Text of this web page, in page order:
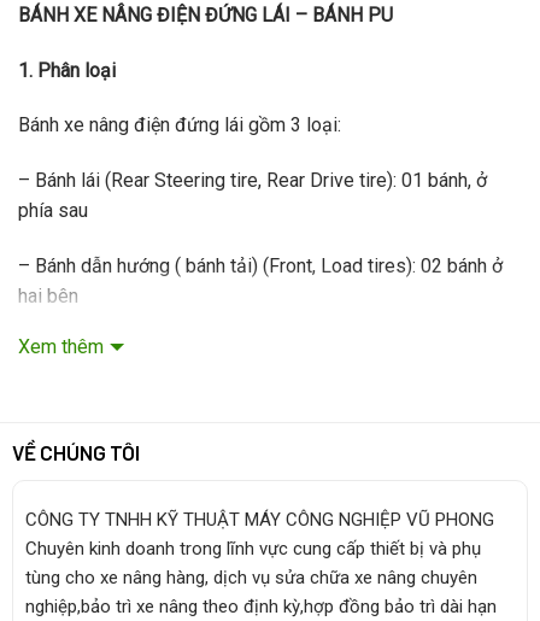
BÁNH XE NÂNG ĐIỆN ĐỨNG LÁI – BÁNH PU
1. Phân loại
Bánh xe nâng điện đứng lái gồm 3 loại:
– Bánh lái (Rear Steering tire, Rear Drive tire): 01 bánh, ở
phía sau
– Bánh dẫn hướng ( bánh tải) (Front, Load tires): 02 bánh ở
hai bên
– Bánh tự do ( bánh cân bằng) (Rear, Caster tires): 02 bánh,
biến: Cao su – Rubber hoặc PU – Urethane.
–Nếu bạn làm trong môi trường đường đi dễ trơn trượt,
bạn nên chọn bánh xe nâng điện bằng Cao Su
Xem thêm
VỀ CHÚNG TÔI
CÔNG TY TNHH KỸ THUẬT MÁY CÔNG NGHIỆP VŨ PHONG
Chuyên kinh doanh trong lĩnh vực cung cấp thiết bị và phụ
tùng cho xe nâng hàng, dịch vụ sửa chữa xe nâng chuyên
nghiệp,bảo trì xe nâng theo định kỳ,hợp đồng bảo trì dài hạn